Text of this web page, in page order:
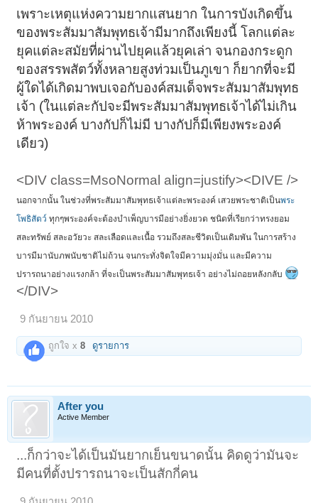
เพราะเหตุแห่งความยากแสนยาก ในการบังเกิดขึ้น
ของพระสัมมาสัมพุทธเจ้ามีมากถึงเพียงนี้ โลกแต่ละ
ยุคแต่ละสมัยที่ผ่านไปยุคแล้วยุคเล่า จนกองกระดูก
ของสรรพสัตว์ทั้งหลายสูงท่วมเป็นภูเขา ก็ยากที่จะมี
ผู้ใดได้เกิดมาพบเจอกับองค์สมเด็จพระสัมมาสัมพุทธ
เจ้า (ในแต่ละกัปจะมีพระสัมมาสัมพุทธเจ้าได้ไม่เกิน
ห้าพระองค์ บางกัปก็ไม่มี บางกัปก็มีเพียงพระองค์
เดียว)
<DIV class=MsoNormal align=justify><DIVE />
นอกจากนั้น ในช่วงที่พระสัมมาสัมพุทธเจ้าแต่ละพระองค์ เสวยพระชาติเป็นพระ
โพธิสัตว์ ทุกๆพระองค์จะต้องบำเพ็ญบารมีอย่างยิ่งยวด ชนิดที่เรียกว่าทรงยอม
สละทรัพย์ สละอวัยวะ สละเลือดและเนื้อ รวมถึงสละชีวิตเป็นเดิมพัน ในการสร้าง
บารมีมานับภพนับชาติไม่ถ้วน จนกระทั่งจิตใจมีความมุ่งมั่น และมีความ
ปรารถนาอย่างแรงกล้า ที่จะเป็นพระสัมมาสัมพุทธเจ้า อย่างไม่ถอยหลังกลับ
</DIV>
9 กันยายน 2010
ถูกใจ x8 ดูรายการ
After you
Active Member
...ก็กว่าจะได้เป็นมันยากเย็นขนาดนั้น คิดดูว่ามันจะ
มีคนที่ตั้งปรารถนาจะเป็นสักกี่คน